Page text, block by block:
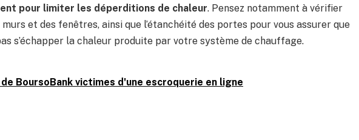
pour limiter les déperditions de chaleur. Pensez notamment à vérifier
murs et des fenêtres, ainsi que l’étanchéité des portes pour vous assurer que
s’échapper la chaleur produite par votre système de chauffage.
BoursoBank victimes d'une escroquerie en ligne